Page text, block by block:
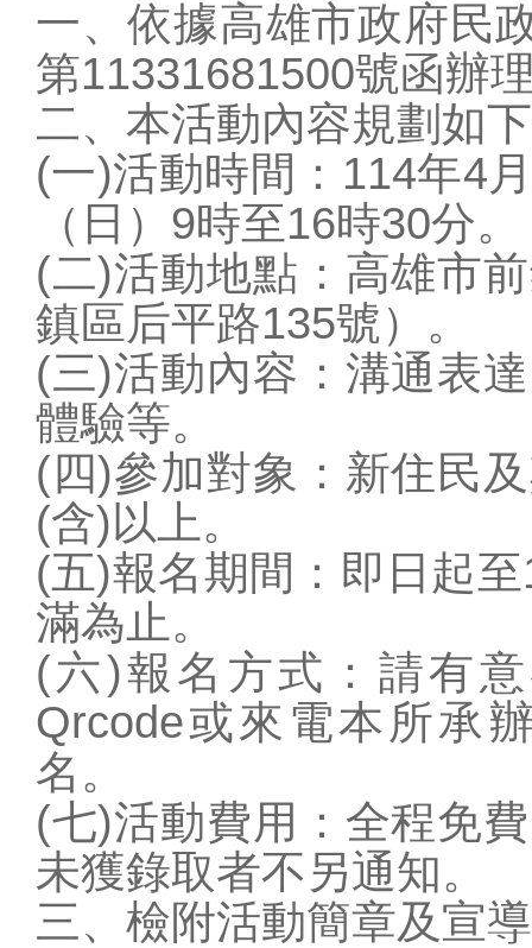
學校概況
行政單位
教師專區
學生專區
家長專區
校園訊息
站務相關
圖片連結
一、依據高雄市政府民
第11331681500號函辦
二、本活動內容規劃如
(一)活動時間：114年4
（日）9時至16時30分。
(二)活動地點：高雄市
鎮區后平路135號）。
(三)活動內容：溝通表
體驗等。
(四)參加對象：新住民
(含)以上。
(五)報名期間：即日起
滿為止。
(六)報名方式：請有
Qrcode或來電本所承
名。
(七)活動費用：全程免
未獲錄取者不另通知。
三、檢附活動簡章及宣